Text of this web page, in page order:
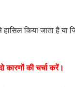
किया जाता है या
कारणों की चर्चा करें।